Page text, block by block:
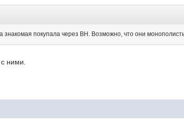
покупала через ВН. Возможно, что они
ними.